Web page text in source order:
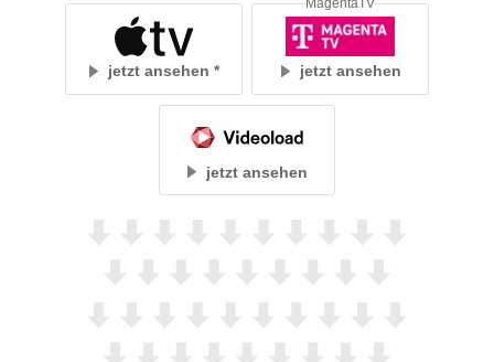
jetzt ansehen jetzt ansehen
MagentaTV
jetzt ansehen